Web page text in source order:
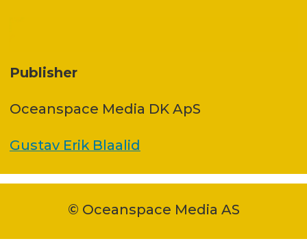
Publisher
Oceanspace Media DK ApS
Gustav Erik Blaalid
© Oceanspace Media AS